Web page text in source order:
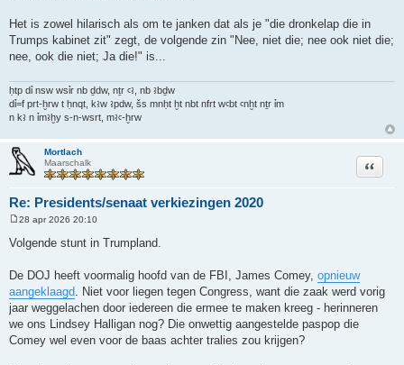
Het is zowel hilarisch als om te janken dat als je "die dronkelap die in
Trumps kabinet zit" zegt, de volgende zin "Nee, niet die; nee ook niet die;
nee, ook die niet; Ja die!" is...
ḥtp dỉ nsw wsỉr nb ḏdw, nṯr ꜥꜣ, nb ꜣbḏw
dỉ=f prt-ḫrw t ḥnqt, kꜣw ꜣpdw, šs mnḥt ḫt nbt nfrt wꜥbt ꜥnḫt nṯr ỉm
n kꜣ n ỉmꜣḫy s-n-wsrt, mꜣꜥ-ḫrw
Mortlach
Maarschalk
Re: Presidents/senaat verkiezingen 2020
Citeer
e
r
c
h
t
28 apr 2026 20:10
Volgende stunt in Trumpland.
De DOJ heeft voormalig hoofd van de FBI, James Comey, opnieuw
aangeklaagd. Niet voor liegen tegen Congress, want die zaak werd vorig
jaar weggelachen door iedereen die ermee te maken kreeg - herinneren
we ons Lindsey Halligan nog? Die onwettig aangestelde paspop die
Comey wel even voor de baas achter tralies zou krijgen?